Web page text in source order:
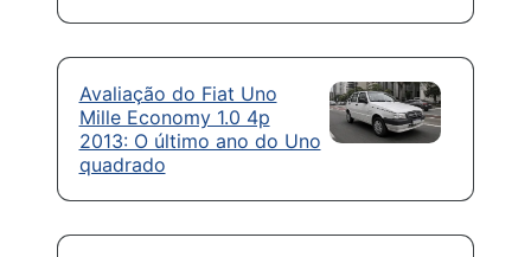
Avaliação do Fiat Uno
Mille Economy 1.0 4p
2013: O último ano do Uno
quadrado